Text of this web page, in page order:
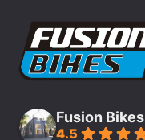
Fusion Bikes
4.5